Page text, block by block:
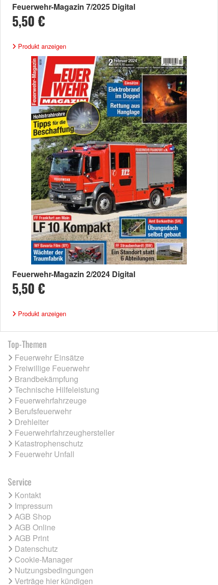
Feuerwehr-Magazin 7/2025 Digital
5,50 €
Produkt anzeigen
Feuerwehr-Magazin 2/2024 Digital
5,50 €
Produkt anzeigen
Top-Themen
Feuerwehr Einsätze
Freiwillige Feuerwehr
Brandbekämpfung
Technische Hilfeleistung
Feuerwehrfahrzeuge
Berufsfeuerwehr
Drehleiter
Feuerwehrfahrzeughersteller
Katastrophenschutz
Feuerwehr Unfall
Service
Kontakt
Impressum
AGB Shop
AGB Online
AGB Print
Datenschutz
Cookie-Manager
Nutzungsbedingungen
Verträge hier kündigen